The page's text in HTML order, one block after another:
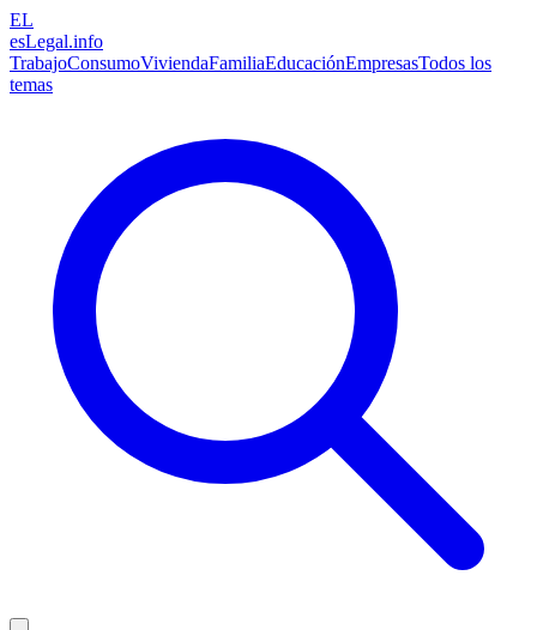
EL
esLegal.info
TrabajoConsumoViviendaFamiliaEducaciónEmpresasTodos los
temas